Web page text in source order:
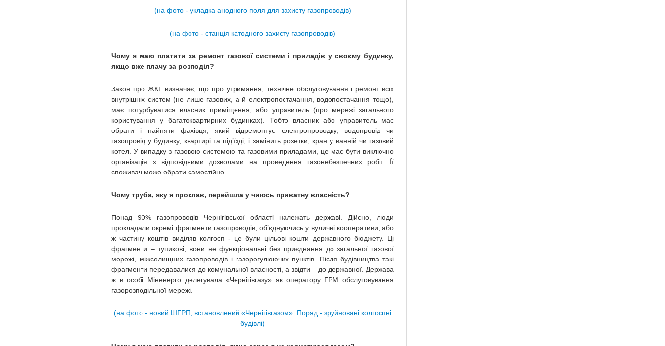
(на фото - укладка анодного поля для захисту газопроводів)
(на фото - станція катодного захисту газопроводів)
Чому я маю платити за ремонт газової системи і приладів у своєму будинку,
якщо вже плачу за розподіл?
Закон про ЖКГ визначає, що про утримання, технічне обслуговування і ремонт всіх
внутрішніх систем (не лише газових, а й електропостачання, водопостачання тощо),
має потурбуватися власник приміщення, або управитель (про мережі загального
користування у багатоквартирних будинках). Тобто власник або управитель має
обрати і найняти фахівця, який відремонтує електропроводку, водопровід чи
газопровід у будинку, квартирі та під’їзді, і замінить розетки, кран у ванній чи газовий
котел. У випадку з газовою системою та газовими приладами, це має бути виключно
організація з відповідними дозволами на проведення газонебезпечних робіт. Її
споживач може обрати самостійно.
Чому труба, яку я проклав, перейшла у чиюсь приватну власність?
Понад 90% газопроводів Чернігівської області належать державі. Дійсно, люди
прокладали окремі фрагменти газопроводів, об’єднуючись у вуличні кооперативи, або
ж частину коштів виділяв колгосп - це були цільові кошти державного бюджету. Ці
фрагменти – тупикові, вони не функціональні без приєднання до загальної газової
мережі, міжселищних газопроводів і газорегулюючих пунктів. Після будівництва такі
фрагменти передавалися до комунальної власності, а звідти – до державної. Держава
ж в особі Міненерго делегувала «Чернігівгазу» як оператору ГРМ обслуговування
газорозподільної мережі.
(на фото - новий ШГРП, встановлений «Чернігівгазом». Поряд - зруйновані колгоспні
будівлі)